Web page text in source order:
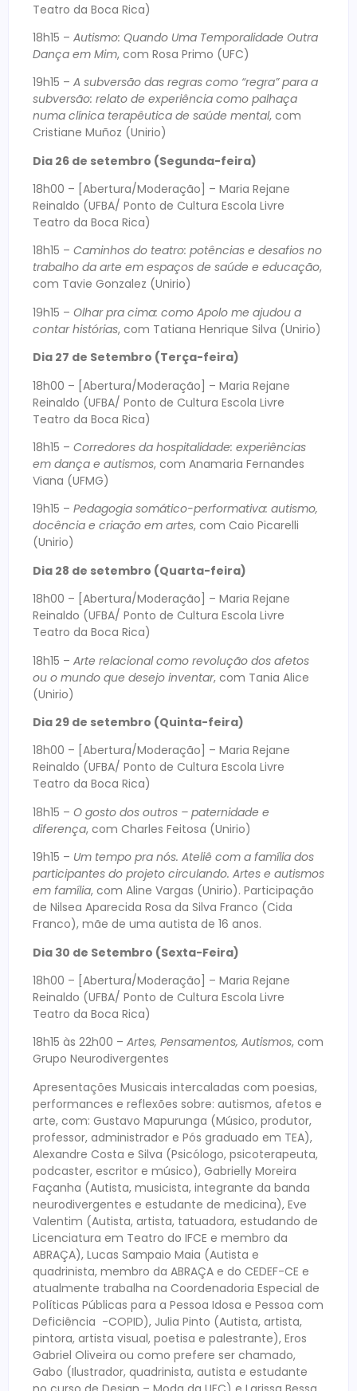
Teatro da Boca Rica)
18h15 – Autismo: Quando Uma Temporalidade Outra
Dança em Mim, com Rosa Primo (UFC)
19h15 – A subversão das regras como “regra” para a
subversão: relato de experiência como palhaça
numa clínica terapêutica de saúde mental, com
Cristiane Muñoz (Unirio)
Dia 26 de setembro (Segunda-feira)
18h00 – [Abertura/Moderação] – Maria Rejane
Reinaldo (UFBA/ Ponto de Cultura Escola Livre
Teatro da Boca Rica)
18h15 – Caminhos do teatro: potências e desafios no
trabalho da arte em espaços de saúde e educação,
com Tavie Gonzalez (Unirio)
19h15 – Olhar pra cima: como Apolo me ajudou a
contar histórias, com Tatiana Henrique Silva (Unirio)
Dia 27 de Setembro (Terça-feira)
18h00 – [Abertura/Moderação] – Maria Rejane
Reinaldo (UFBA/ Ponto de Cultura Escola Livre
Teatro da Boca Rica)
18h15 – Corredores da hospitalidade: experiências
em dança e autismos, com Anamaria Fernandes
Viana (UFMG)
19h15 – Pedagogia somático-performativa: autismo,
docência e criação em artes, com Caio Picarelli
(Unirio)
Dia 28 de setembro (Quarta-feira)
18h00 – [Abertura/Moderação] – Maria Rejane
Reinaldo (UFBA/ Ponto de Cultura Escola Livre
Teatro da Boca Rica)
18h15 – Arte relacional como revolução dos afetos
ou o mundo que desejo inventar, com Tania Alice
(Unirio)
Dia 29 de setembro (Quinta-feira)
18h00 – [Abertura/Moderação] – Maria Rejane
Reinaldo (UFBA/ Ponto de Cultura Escola Livre
Teatro da Boca Rica)
18h15 – O gosto dos outros – paternidade e
diferença, com Charles Feitosa (Unirio)
19h15 – Um tempo pra nós. Ateliê com a família dos
participantes do projeto circulando. Artes e autismos
em família, com Aline Vargas (Unirio). Participação
de Nilsea Aparecida Rosa da Silva Franco (Cida
Franco), mãe de uma autista de 16 anos.
Dia 30 de Setembro (Sexta-Feira)
18h00 – [Abertura/Moderação] – Maria Rejane
Reinaldo (UFBA/ Ponto de Cultura Escola Livre
Teatro da Boca Rica)
18h15 às 22h00 – Artes, Pensamentos, Autismos, com
Grupo Neurodivergentes
Apresentações Musicais intercaladas com poesias,
performances e reflexões sobre: autismos, afetos e
arte, com: Gustavo Mapurunga (Músico, produtor,
professor, administrador e Pós graduado em TEA),
Alexandre Costa e Silva (Psicólogo, psicoterapeuta,
podcaster, escritor e músico), Gabrielly Moreira
Façanha (Autista, musicista, integrante da banda
neurodivergentes e estudante de medicina), Eve
Valentim (Autista, artista, tatuadora, estudando de
Licenciatura em Teatro do IFCE e membro da
ABRAÇA), Lucas Sampaio Maia (Autista e
quadrinista, membro da ABRAÇA e do CEDEF-CE e
atualmente trabalha na Coordenadoria Especial de
Políticas Públicas para a Pessoa Idosa e Pessoa com
Deficiência -COPID), Julia Pinto (Autista, artista,
pintora, artista visual, poetisa e palestrante), Eros
Gabriel Oliveira ou como prefere ser chamado,
Gabo (Ilustrador, quadrinista, autista e estudante